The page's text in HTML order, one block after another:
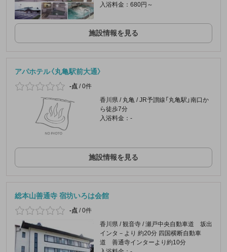
入浴料金：680円～
施設情報を見る
アパホテル〈丸亀駅前大通〉
-点 /0件
香川県 / 丸亀 / JR予讃線「丸亀駅」南口か
ら徒歩7分
入浴料金：-
施設情報を見る
総本山善通寺 宿坊いろは会館
-点 /0件
香川県 / 観音寺 / 瀬戸中央自動車道 坂出
インタ－より 約20分 四国横断自動車
道 善通寺インターより約10分